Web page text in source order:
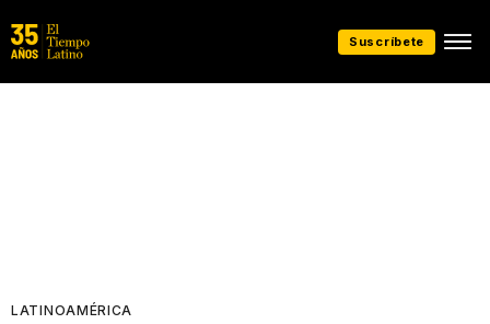
Suscríbete
LATINOAMÉRICA